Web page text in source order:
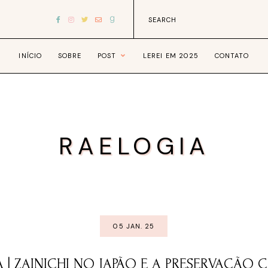
INÍCIO SOBRE POST LEREI EM 2025 CONTATO
RAELOGIA
05 JAN. 25
| ZAINICHI NO JAPÃO E A PRESERVAÇÃO